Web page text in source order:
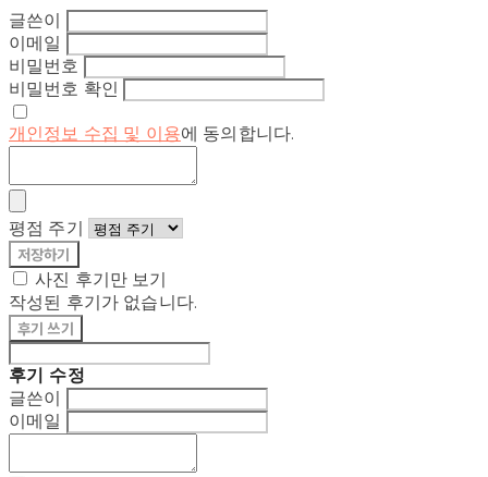
글쓴이
이메일
비밀번호
비밀번호 확인
개인정보 수집 및 이용에 동의합니다.
평점 주기
저장하기
사진 후기만 보기
작성된 후기가 없습니다.
후기 쓰기
후기 수정
글쓴이
이메일